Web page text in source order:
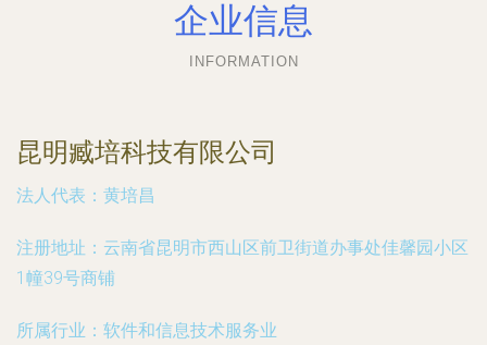
企业信息
INFORMATION
昆明臧培科技有限公司
法人代表： 黄培昌
注册地址： 云南省昆明市西山区前卫街道办事处佳馨园小区
1幢39号商铺
所属行业： 软件和信息技术服务业